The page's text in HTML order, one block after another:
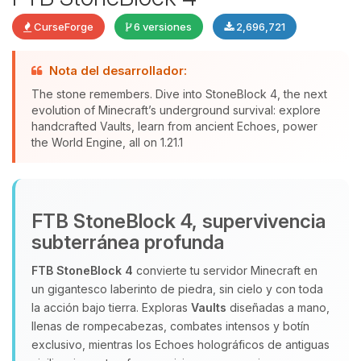
CurseForge 6 versiones 2,696,721
Nota del desarrollador:
The stone remembers. Dive into StoneBlock 4, the next
evolution of Minecraft’s underground survival: explore
handcrafted Vaults, learn from ancient Echoes, power
the World Engine, all on 1.21.1
FTB StoneBlock 4, supervivencia
subterránea profunda
FTB StoneBlock 4 convierte tu servidor Minecraft en
un gigantesco laberinto de piedra, sin cielo y con toda
la acción bajo tierra. Exploras Vaults diseñadas a mano,
llenas de rompecabezas, combates intensos y botín
exclusivo, mientras los Echoes holográficos de antiguas
Yupi, por fin alguien con quien
hablar! Soy Choupy, tu pequeno
08/08/2026 02:06